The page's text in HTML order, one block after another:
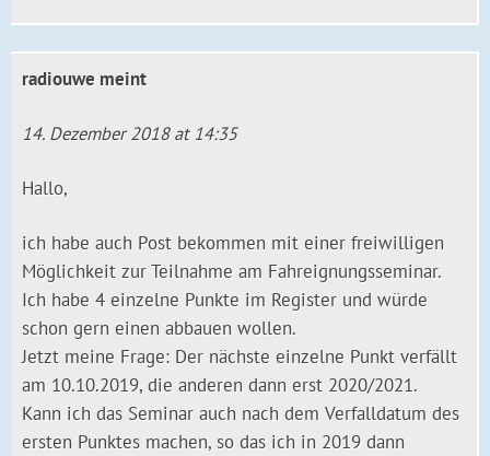
radiouwe meint
14. Dezember 2018 at 14:35
Hallo,
ich habe auch Post bekommen mit einer freiwilligen
Möglichkeit zur Teilnahme am Fahreignungsseminar.
Ich habe 4 einzelne Punkte im Register und würde
schon gern einen abbauen wollen.
Jetzt meine Frage: Der nächste einzelne Punkt verfällt
am 10.10.2019, die anderen dann erst 2020/2021.
Kann ich das Seminar auch nach dem Verfalldatum des
ersten Punktes machen, so das ich in 2019 dann